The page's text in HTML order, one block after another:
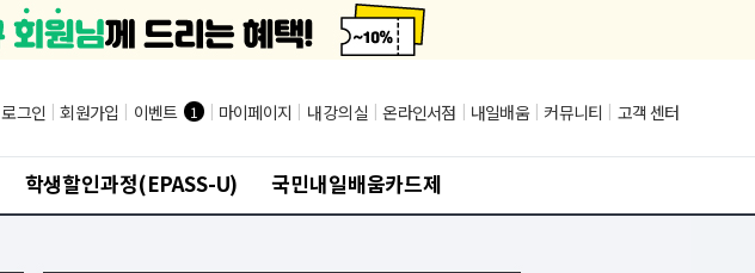
로그인 | 회원가입 | 이벤트 1 | 마이페이지 | 내 강의실 | 온라인서점 | 내일배움 | 커뮤니티 | 고객 센터
학생할인과정(EPASS-U) 국민내일배움카드제